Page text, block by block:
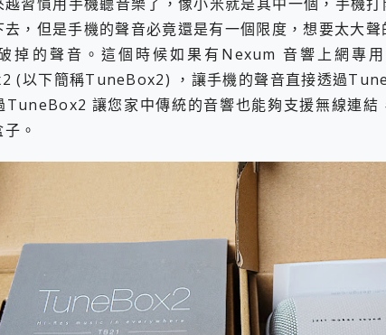
iPhone、Apple Watch、AirPods耳機 三個設備充電一起搞
動靜皆宜「HUAWEI FreeArc」開放式耳掛耳機，無感配
好玩好拍 vivo V50 ~ 口袋裡的 Zeiss 潮流攝影棚!
25種洗烘模式一機搞定! Roborock 衣莉莎白 H1 Neo分子篩
給 MSI Claw 系列電競掌機 最完美的家 MSI Nest Docking
B&O 精品級音響! Home+ 中嘉寬頻 SoundBox 劇院串流盒
2億 APO蔡司長焦神機降臨~ vivo X200 Pro、vivo X200 就
EaseUS Vocal Remover 免費線上去聲器一鍵去除人聲 人
3 個超值 MHN 飛人工具分享~~ iToolab AnyGo 魔物獵人
Locawhere AnyTo 寶可夢飛人 AnyTo 不出門也可以飛遍全世
小體積 40000mAh 超大容量 一次充5個設備 充好充滿
97.3% 恢復率，資料救援就是這麼簡單 EaseUS Data
磁碟系統大風吹 有了 磁碟管理程式 EaseUS Partition
全新 SONY Xperia 1 VI 開箱! 相機實測! 長焦覆蓋更遠更清
Xiaomi 14 Ultra 開箱 評測~ 有深度的 Leica 影像旗艦手機!
vivo TWS 3e 真無線藍牙耳機智慧降噪升級、音質明亮溫
MSI Claw 掌機專屬配件包 來囉 完美保護 MSI Claw A1M-
去，但是手機的聲音必竟還是有一個限度，想要太大
掉的聲音。這個時候如果有Nexum 音響上網專
(以下簡稱TuneBox2) ，讓手機的聲音直接透過
TuneBox2 讓您家中傳統的音響也能夠支援無線連結
。